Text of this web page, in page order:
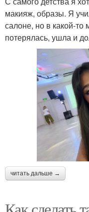
макияж, образы. Я
салоне, но в какой-
потерялась, ушла и
читать дальше →